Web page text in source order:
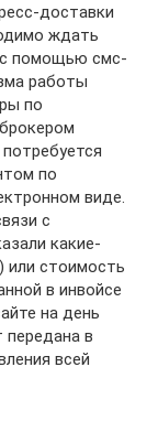
доставки
ждать
помощью смс-
работы
по
по
виде.
с
какие-
или стоимость
в инвойсе
на день
передана в
всей